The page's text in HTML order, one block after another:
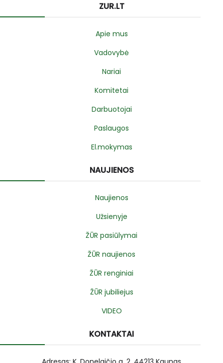
ZUR.LT
Apie mus
Vadovybė
Nariai
Komitetai
Darbuotojai
Paslaugos
El.mokymas
NAUJIENOS
Naujienos
Užsienyje
ŽŪR pasiūlymai
ŽŪR naujienos
ŽŪR renginiai
ŽŪR jubiliejus
VIDEO
KONTAKTAI